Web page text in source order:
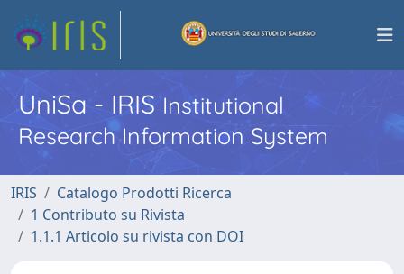
UniSa - IRISInstitutional
Research Information System
IRIS
Catalogo Prodotti Ricerca
1 Contributo su Rivista
1.1.1 Articolo su rivista con DOI